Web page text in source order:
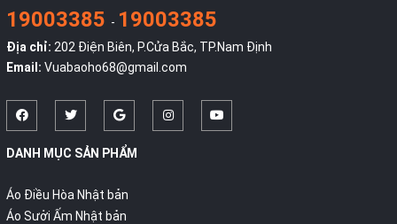
19003385 - 19003385
Địa chỉ: 202 Điện Biên, P.Cửa Bắc, TP.Nam Định
Email: Vuabaoho68@gmail.com
DANH MỤC SẢN PHẨM
Áo Điều Hòa Nhật bản
Áo Sưởi Ấm Nhật bản